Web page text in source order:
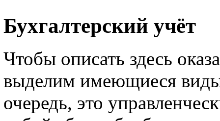
Бухгалтерский учёт
Чтобы описать здесь
выделим имеющиеся
очередь, это